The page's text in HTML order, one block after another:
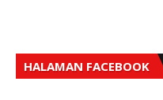
HALAMAN FACEBOOK